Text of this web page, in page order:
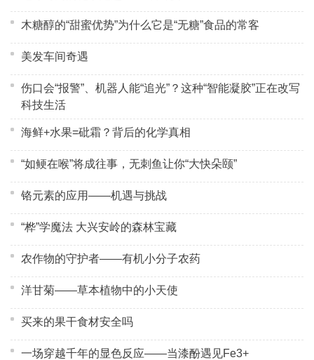
木糖醇的“甜蜜优势”为什么它是“无糖”食品的常客
美发车间奇遇
伤口会“报警”、机器人能“追光”？这种“智能凝胶”正在改写
科技生活
海鲜+水果=砒霜？背后的化学真相
“如鲠在喉”将成往事，无刺鱼让你“大快朵颐”
铬元素的应用——机遇与挑战
“桦”学魔法 大兴安岭的森林宝藏
农作物的守护者——有机小分子农药
洋甘菊——草本植物中的小天使
买来的果干食材安全吗
一场穿越千年的显色反应——当漆酚遇见Fe3+